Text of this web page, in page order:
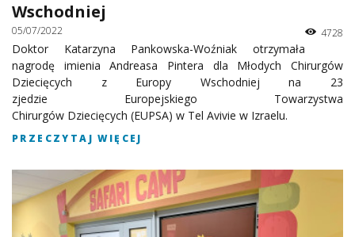
Wschodniej
05/07/2022 4728
Doktor Katarzyna Pankowska-Woźniak otrzymała
nagrodę imienia Andreasa Pintera dla Młodych Chirurgów
Dziecięcych z Europy Wschodniej na 23
zjedzie Europejskiego Towarzystwa
Chirurgów Dziecięcych (EUPSA) w Tel Avivie w Izraelu.
PRZECZYTAJ WIĘCEJ